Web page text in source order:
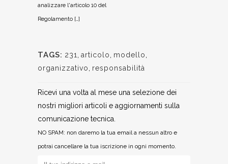
analizzare l'articolo 10 del
Regolamento […]
TAGS: 231 articolo modello
organizzativo
responsabilità
Ricevi una volta al mese una selezione dei
nostri migliori articoli e aggiornamenti sulla
comunicazione tecnica.
NO SPAM: non daremo la tua email a nessun altro e
potrai cancellare la tua iscrizione in ogni momento.